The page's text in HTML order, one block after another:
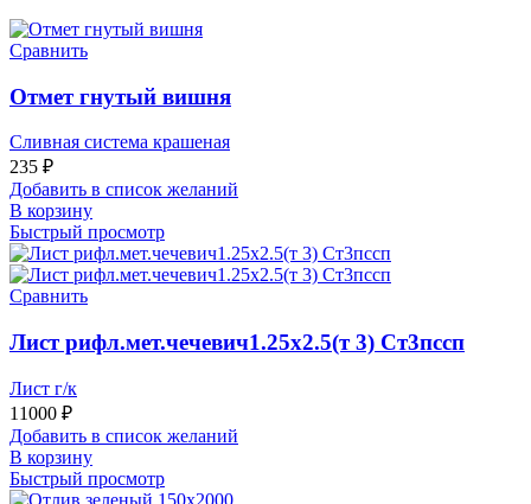
Сравнить
Отмет гнутый вишня
Сливная система крашеная
235 ₽
Добавить в список желаний
В корзину
Быстрый просмотр
Сравнить
Лист рифл.мет.чечевич1.25х2.5(т 3) Ст3пссп
Лист г/к
11000 ₽
Добавить в список желаний
В корзину
Быстрый просмотр